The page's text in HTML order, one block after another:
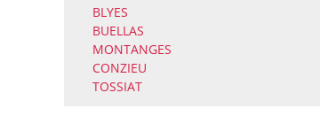
BLYES
BUELLAS
MONTANGES
CONZIEU
TOSSIAT